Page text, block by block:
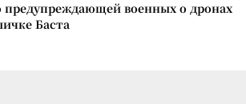
предупреждающей военных о дронах
Баста